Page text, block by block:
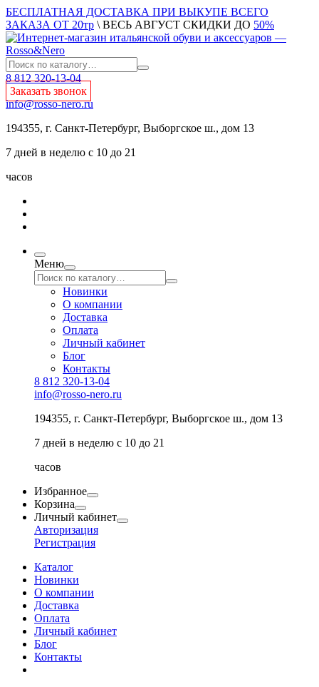
БЕСПЛАТНАЯ ДОСТАВКА ПРИ ВЫКУПЕ ВСЕГО
ЗАКАЗА ОТ 20тр \ ВЕСЬ АВГУСТ СКИДКИ ДО 50%
8 812 320-13-04
Заказать звонок
info@rosso-nero.ru
194355, г. Санкт-Петербург, Выборгское ш., дом 13
7 дней в неделю с 10 до 21
часов
Меню
Новинки
О компании
Доставка
Оплата
Личный кабинет
Блог
Контакты
8 812 320-13-04
info@rosso-nero.ru
194355, г. Санкт-Петербург, Выборгское ш., дом 13
7 дней в неделю с 10 до 21
часов
Избранное
Корзина
Личный кабинет
Авторизация
Регистрация
Каталог
Новинки
О компании
Доставка
Оплата
Личный кабинет
Блог
Контакты